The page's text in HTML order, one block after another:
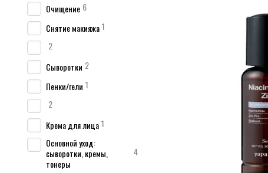
Очищение 6
Снятие макияжа1
2
Сыворотки 2
Пенки/гели 1
2
Крема для лица1
Основной уход:
сыворотки, кремы,
тонеры
4